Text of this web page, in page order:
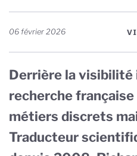
06 février 2026
Derrière la visibilité
recherche
métiers discrets
Traducteur